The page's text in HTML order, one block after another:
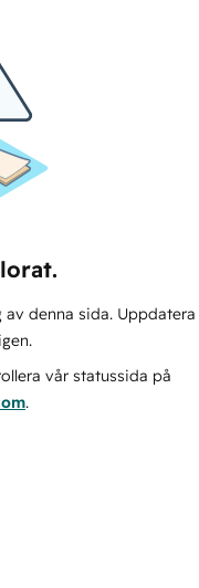
denna sida. Uppdatera
vår statussida på
.